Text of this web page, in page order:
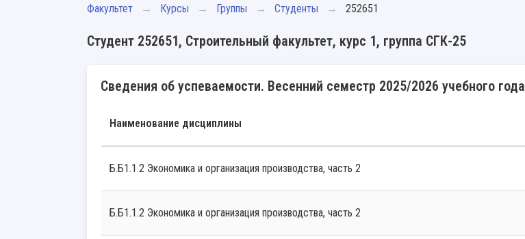
Факультет Курсы Группы Студенты 252651
Студент 252651, Строительный факультет, курс 1, группа СГК-25
Сведения об успеваемости. Весенний семестр 2025/2026 учебного года
Наименование дисциплины
Б.Б1.1.2 Экономика и организация производства, часть 2
Б.Б1.1.2 Экономика и организация производства, часть 2